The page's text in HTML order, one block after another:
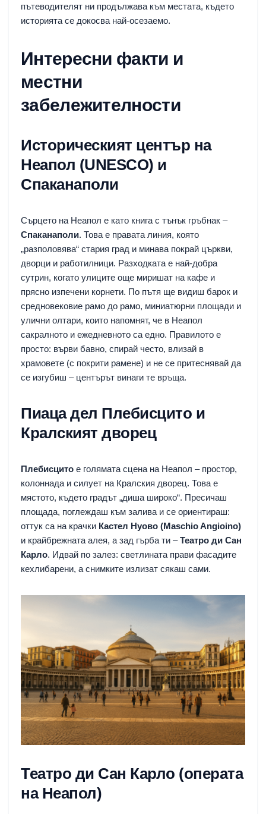
пътеводителят ни продължава към местата, където
историята се докосва най-осезаемо.
Интересни факти и
местни
забележителности
Историческият център на
Неапол (UNESCO) и
Спаканаполи
Сърцето на Неапол е като книга с тънък гръбнак –
Спаканаполи. Това е правата линия, която
„разполовява“ стария град и минава покрай църкви,
дворци и работилници. Разходката е най-добра
сутрин, когато улиците още миришат на кафе и
прясно изпечени корнети. По пътя ще видиш барок и
средновековие рамо до рамо, миниатюрни площади и
улични олтари, които напомнят, че в Неапол
сакралното и ежедневното са едно. Правилото е
просто: върви бавно, спирай често, влизай в
храмовете (с покрити рамене) и не се притеснявай да
се изгубиш – центърът винаги те връща.
Пиаца дел Плебисцито и
Кралският дворец
Плебисцито е голямата сцена на Неапол – простор,
колоннада и силует на Кралския дворец. Това е
мястото, където градът „диша широко“. Пресичаш
площада, поглеждаш към залива и се ориентираш:
оттук са на крачки Кастел Нуово (Maschio Angioino)
и крайбрежната алея, а зад гърба ти –Театро ди Сан
Карло. Идвай по залез: светлината прави фасадите
кехлибарени, а снимките излизат сякаш сами.
Театро ди Сан Карло (операта
на Неапол)